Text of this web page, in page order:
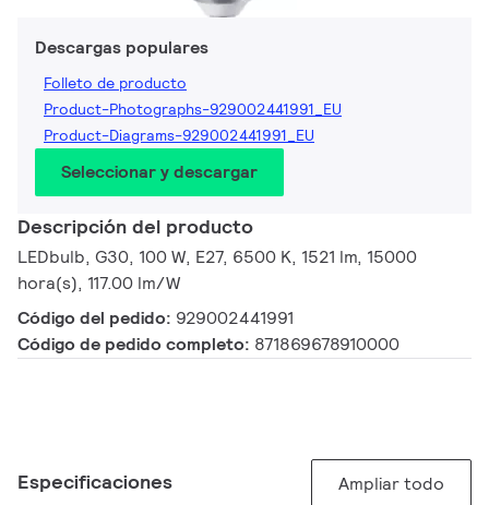
Descargas populares
Folleto de producto
Product-Photographs-929002441991_EU
Product-Diagrams-929002441991_EU
Seleccionar y descargar
Descripción del producto
LEDbulb, G30, 100 W, E27, 6500 K, 1521 lm, 15000
hora(s), 117.00 lm/W
Código del pedido: 929002441991
Código de pedido completo: 871869678910000
Especificaciones Ampliar todo